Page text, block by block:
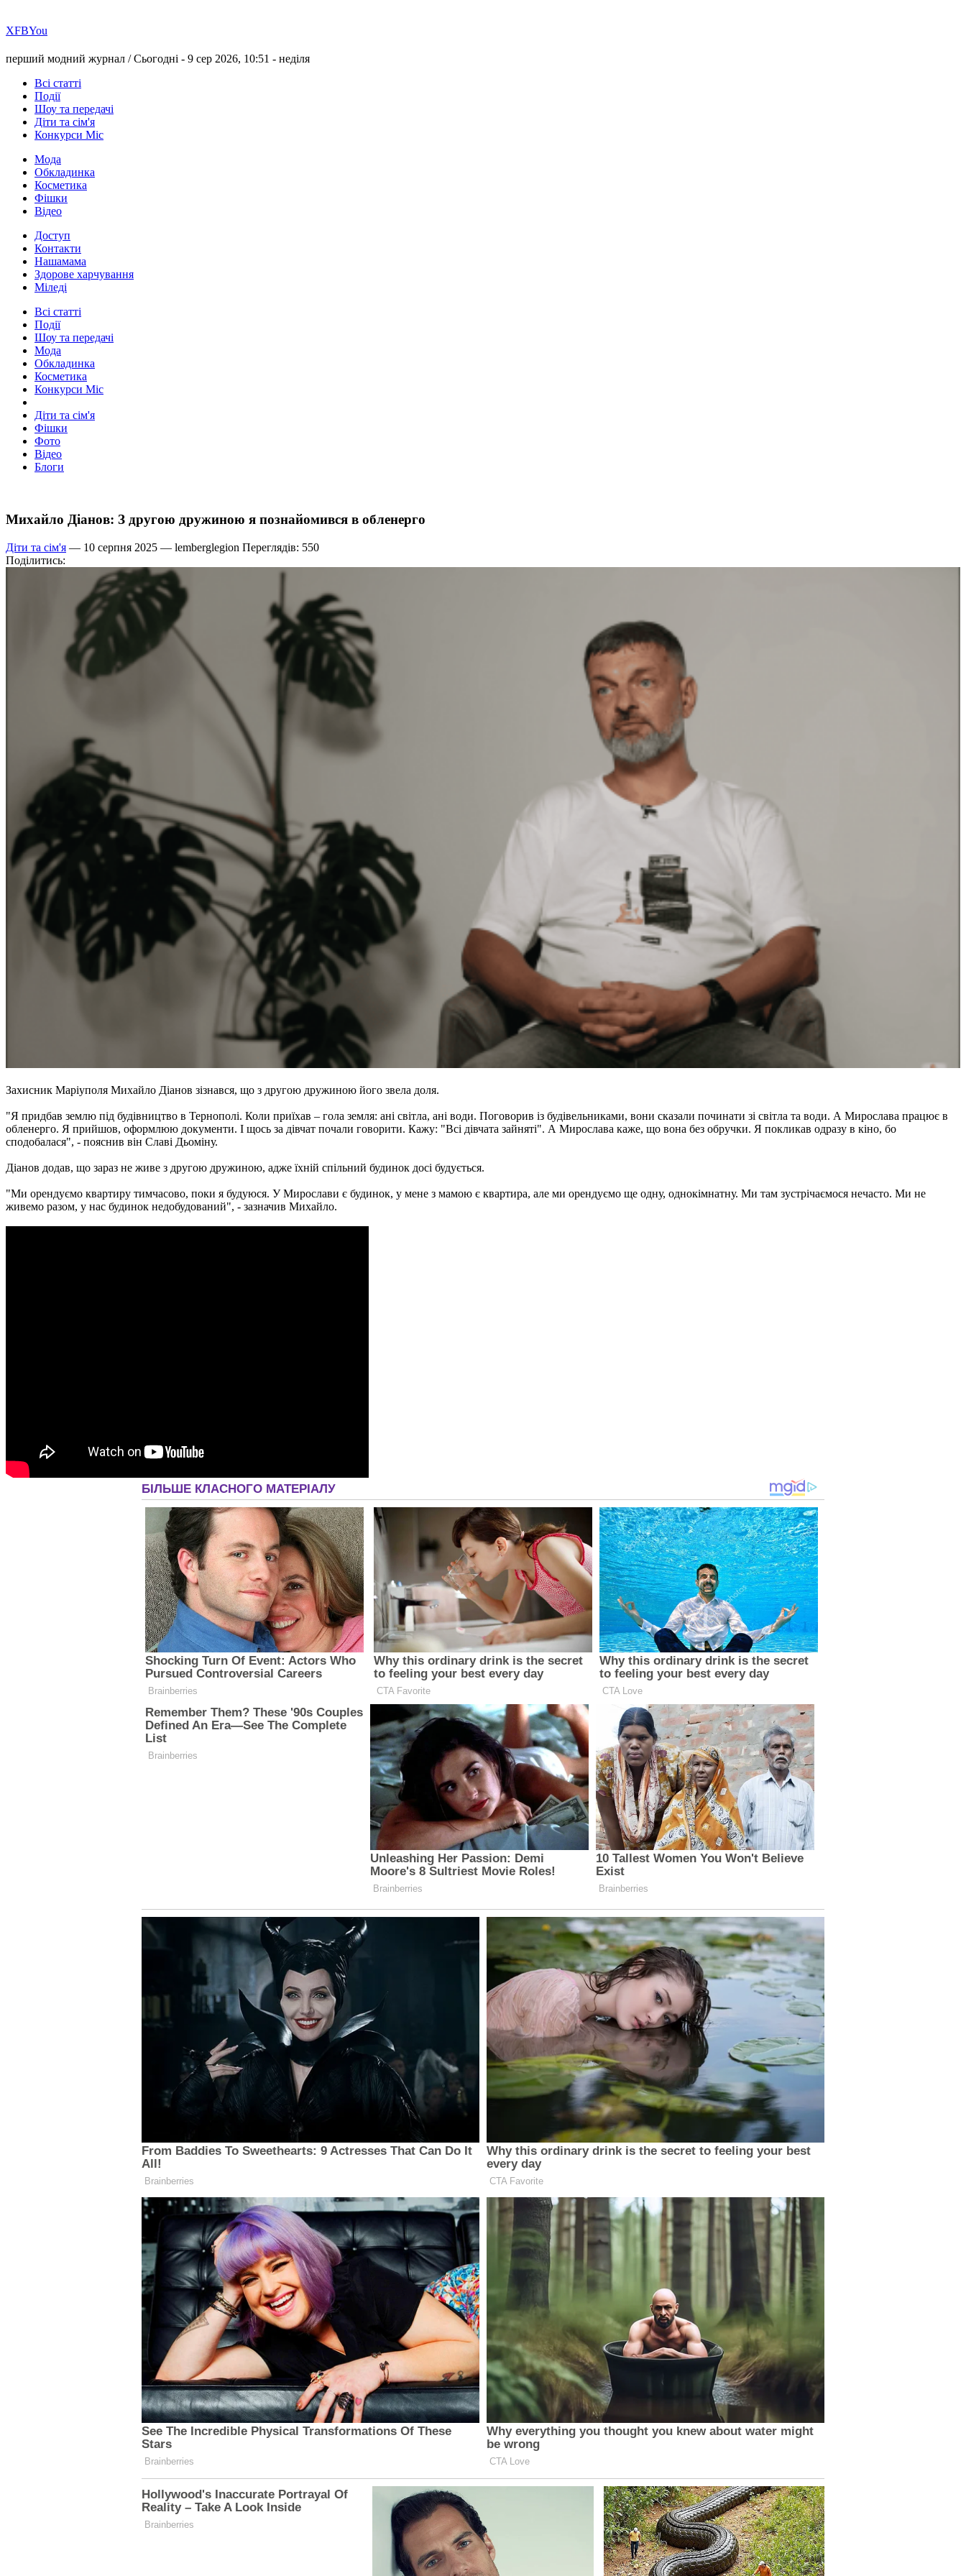
ХFBYou
перший модний журнал /Сьогодні - 9 сер 2026, 10:51 - неділя
Всі статті
Події
Шоу та передачі
Діти та сім'я
Конкурси Міс
Мода
Обкладинка
Косметика
Фішки
Відео
Доступ
Контакти
Нашамама
Здорове харчування
Міледі
Всі статті
Події
Шоу та передачі
Мода
Обкладинка
Косметика
Конкурси Міс
Діти та сім'я
Фішки
Фото
Відео
Блоги
Михайло Діанов: З другою дружиною я познайомився в обленерго
Діти та сім'я — 10 серпня 2025 — lemberglegion Переглядів: 550
Поділитись:
Захисник Маріуполя Михайло Діанов зізнався, що з другою дружиною його звела доля.
"Я придбав землю під будівництво в Тернополі. Коли приїхав – гола земля: ані світла, ані води. Поговорив із будівельниками, вони сказали починати зі світла та води. А Мирослава працює в
обленерго. Я прийшов, оформлюю документи. І щось за дівчат почали говорити. Кажу: "Всі дівчата зайняті". А Мирослава каже, що вона без обручки. Я покликав одразу в кіно, бо
сподобалася", - пояснив він Славі Дьоміну.
Діанов додав, що зараз не живе з другою дружиною, адже їхній спільний будинок досі будується.
"Ми орендуємо квартиру тимчасово, поки я будуюся. У Мирослави є будинок, у мене з мамою є квартира, але ми орендуємо ще одну, однокімнатну. Ми там зустрічаємося нечасто. Ми не
живемо разом, у нас будинок недобудований", - зазначив Михайло.